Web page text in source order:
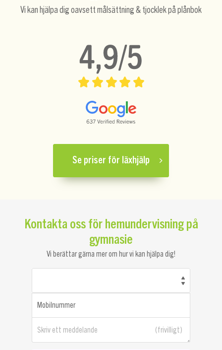
Vi kan hjälpa dig oavsett målsättning & tjocklek på plånbok
Se priser för läxhjälp
Kontakta oss för hemundervisning på
gymnasie
Vi berättar gärna mer om hur vi kan hjälpa dig!
Mobilnummer
Skriv ett meddelande